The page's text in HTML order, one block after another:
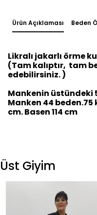
Ürün Açıklaması Beden
Likralı jakarlı örme
(Tam kalıptır, tam
edebilirsiniz. )
Mankenin üstündeki
Manken 44 beden.75
cm. Basen 114 cm
Üst Giyim